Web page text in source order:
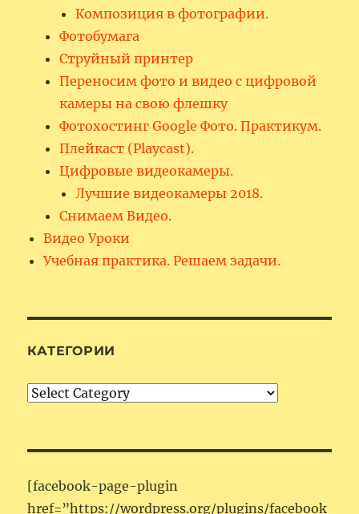
Композиция в фотографии.
Фотобумага
Струйный принтер
Переносим фото и видео с цифровой
камеры на свою флешку
Фотохостинг Google Фото. Практикум.
Плейкаст (Playcast).
Цифровые видеокамеры.
Лучшие видеокамеры 2018.
Снимаем Видео.
Видео Уроки
Учебная практика. Решаем задачи.
КАТЕГОРИИ
Категории
[facebook-page-plugin
href=”https://wordpress.org/plugins/facebook